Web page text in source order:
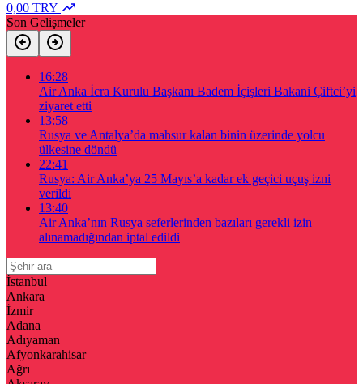
0,00 TRY
Son Gelişmeler
16:28
Air Anka İcra Kurulu Başkanı Badem İçişleri Bakani Çiftci’yi
ziyaret etti
13:58
Rusya ve Antalya’da mahsur kalan binin üzerinde yolcu
ülkesine döndü
22:41
Rusya: Air Anka’ya 25 Mayıs’a kadar ek geçici uçuş izni
verildi
13:40
Air Anka’nın Rusya seferlerinden bazıları gerekli izin
alınamadığından iptal edildi
İstanbul
Ankara
İzmir
Adana
Adıyaman
Afyonkarahisar
Ağrı